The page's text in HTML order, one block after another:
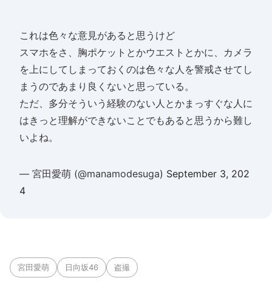
これは色々な意見があると思うけど
スマホをさ、胸ポケットとかウエストとかに、カメラ
を上にしてしまっておくのは色々な人を警戒させてし
まうのであまり良くないと思っている。
ただ、多分そういう経験のない人とかまっすぐな人に
はきっと理解ができないことでもあると思うから難し
いよね。
— 宮田愛萌 (@manamodesuga) September 3, 202
4
宮田愛萌 日向坂46 盗撮